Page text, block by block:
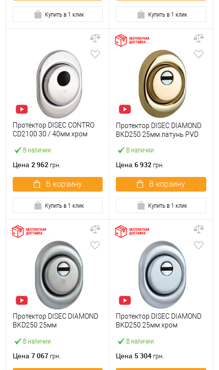
Купить в 1 клик Купить в 1 клик
В наличии
Протектор DISEC CONTRO
CD2100 30 / 40мм хром
Цена 2 962 грн.
В корзину
Купить в 1 клик
В наличии
Протектор DISEC DIAMOND
BKD250 25мм латунь PVD
Цена 6 932 грн.
В корзину
Купить в 1 клик
В наличии
Протектор DISEC DIAMOND
BKD250 25мм
матовая
Цена 7 067 грн.
В наличии
Протектор DISEC DIAMOND
BKD250 25мм хром
Цена 5 304 грн.